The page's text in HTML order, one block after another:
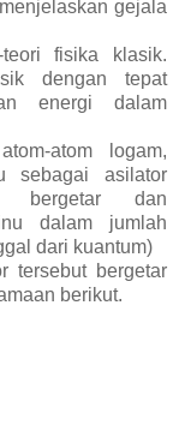
gejala
fisika klasik.
dengan tepat
energi dalam
atom logam,
sebagai asilator
bergetar dan
dalam jumlah
dari kuantum)
tersebut bergetar
berikut.